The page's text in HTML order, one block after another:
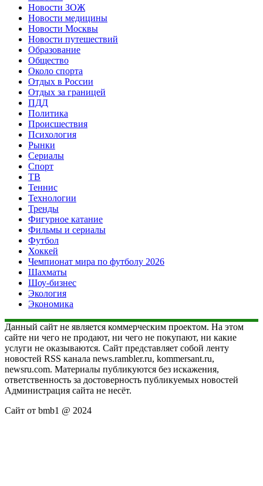
Новости ЗОЖ
Новости медицины
Новости Москвы
Новости путешествий
Образование
Общество
Около спорта
Отдых в России
Отдых за границей
ПДД
Политика
Происшествия
Психология
Рынки
Сериалы
Спорт
ТВ
Теннис
Технологии
Тренды
Фигурное катание
Фильмы и сериалы
Футбол
Хоккей
Чемпионат мира по футболу 2026
Шахматы
Шоу-бизнес
Экология
Экономика
Данный сайт не является коммерческим проектом. На этом
сайте ни чего не продают, ни чего не покупают, ни какие
услуги не оказываются. Сайт представляет собой ленту
новостей RSS канала news.rambler.ru, kommersant.ru,
newsru.com. Материалы публикуются без искажения,
ответственность за достоверность публикуемых новостей
Администрация сайта не несёт.
Сайт от bmb1 @ 2024